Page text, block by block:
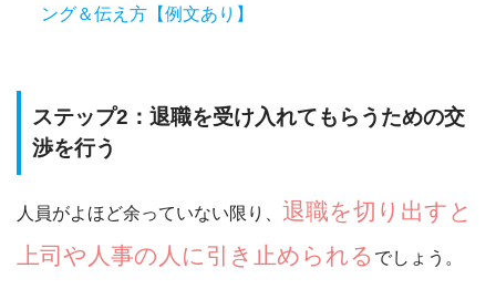
ング＆伝え方【例文あり】
ステップ2：退職を受け入れてもらうための交
渉を行う
人員がよほど余っていない限り、 退職を切り出すと
上司や人事の人に引き止められる でしょう。